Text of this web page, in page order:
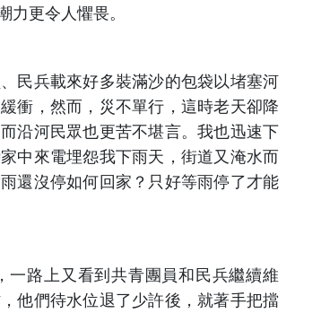
更令人懼畏。
民兵載來好多裝滿沙的包袋以堵塞河
衝，然而，災不單行，這時老天卻降
沿河民眾也更苦不堪言。我也迅速下
中來電埋怨我下雨天，街道又淹水而
還沒停如何回家？只好等雨停了才能
路上又看到共青團員和民兵繼續維
他們待水位退了少許後，就著手把擋